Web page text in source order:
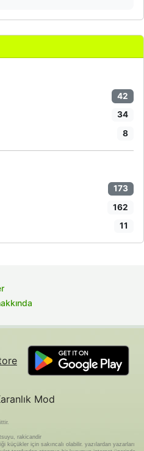
42
34
8
173
162
11
Mod
rakicandir
küçükler için sakıncalı olabilir. yazılardan yazarları